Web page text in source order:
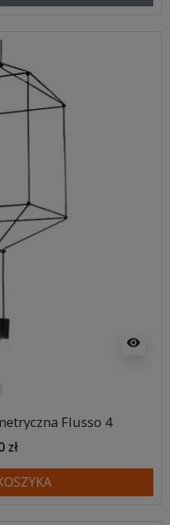
visibility
Flusso 4
zł